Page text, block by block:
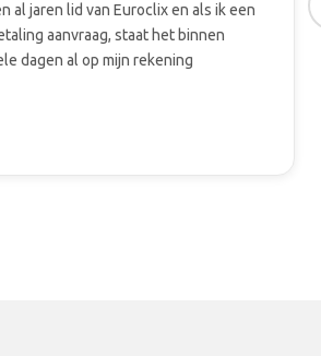
al jaren lid van Euroclix en als ik een
aanvraag, staat het binnen
dagen al op mijn rekening